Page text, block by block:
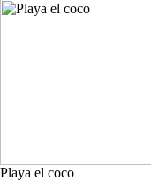
Playa el coco